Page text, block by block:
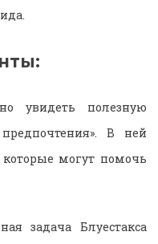
увидеть полезную
В ней
могут помочь
задача Блуестакса